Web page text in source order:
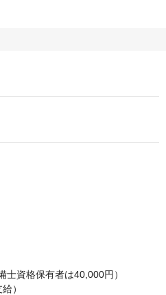
士資格保有者は40,000円）
）